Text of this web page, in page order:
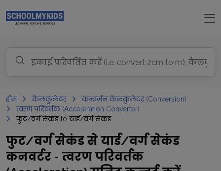
होम कैलकुलेटर
कन्वर्जन कैलकुलेटर (Conversion)
त्वरण परिवर्तक (Acceleration Converter)
फुट/वर्ग सेकंड to यार्ड/वर्ग सेकंड
फुट/वर्ग सेकंड से यार्ड/वर्ग सेकंड
कनवर्टर - त्वरण परिवर्तक